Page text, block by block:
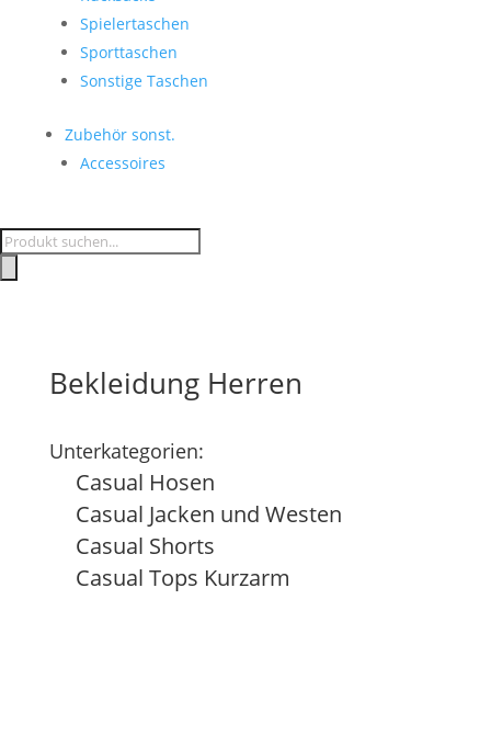
Spielertaschen
Sporttaschen
Sonstige Taschen
Zubehör sonst.
Accessoires
Products
Bekleidung Herren
Unterkategorien:
Casual Hosen
Casual Jacken und Westen
Casual Shorts
Casual Tops Kurzarm